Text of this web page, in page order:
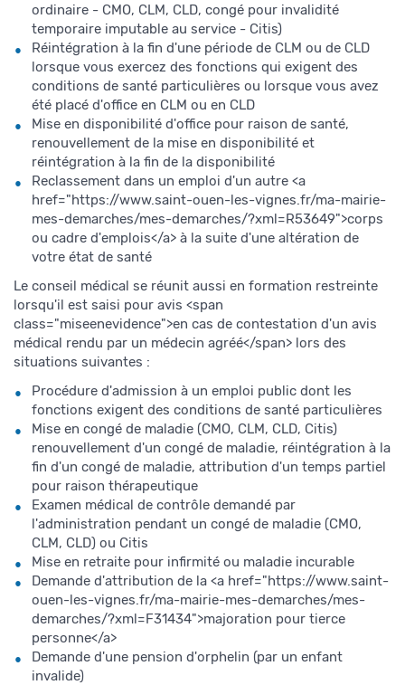
ordinaire - CMO, CLM, CLD, congé pour invalidité
temporaire imputable au service - Citis)
Réintégration à la fin d'une période de CLM ou de CLD
lorsque vous exercez des fonctions qui exigent des
conditions de santé particulières ou lorsque vous avez
été placé d'office en CLM ou en CLD
Mise en disponibilité d'office pour raison de santé,
renouvellement de la mise en disponibilité et
réintégration à la fin de la disponibilité
Reclassement dans un emploi d'un autre <a
href="https://www.saint-ouen-les-vignes.fr/ma-mairie-
mes-demarches/mes-demarches/?xml=R53649">corps
ou cadre d'emplois</a> à la suite d'une altération de
votre état de santé
Le conseil médical se réunit aussi en formation restreinte
lorsqu'il est saisi pour avis <span
class="miseenevidence">en cas de contestation d'un avis
médical rendu par un médecin agréé</span> lors des
situations suivantes :
Procédure d'admission à un emploi public dont les
fonctions exigent des conditions de santé particulières
Mise en congé de maladie (CMO, CLM, CLD, Citis)
renouvellement d'un congé de maladie, réintégration à la
fin d'un congé de maladie, attribution d'un temps partiel
pour raison thérapeutique
Examen médical de contrôle demandé par
l'administration pendant un congé de maladie (CMO,
CLM, CLD) ou Citis
Mise en retraite pour infirmité ou maladie incurable
Demande d'attribution de la <a href="https://www.saint-
ouen-les-vignes.fr/ma-mairie-mes-demarches/mes-
demarches/?xml=F31434">majoration pour tierce
personne</a>
Demande d'une pension d'orphelin (par un enfant
invalide)